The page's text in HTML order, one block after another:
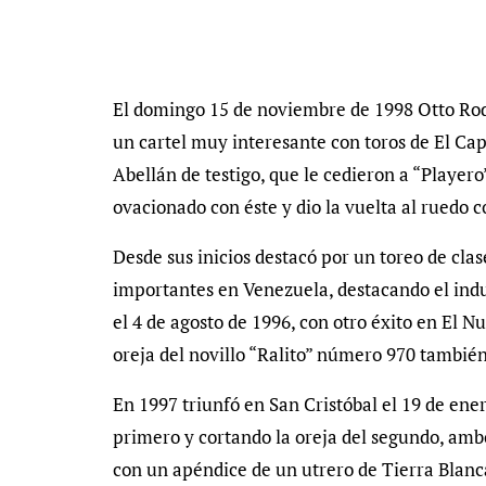
El domingo 15 de noviembre de 1998 Otto
un cartel muy interesante con toros de El
Abellán de testigo, que le cedieron a
ovacionado con éste y dio la vuelta al ruedo
Desde sus inicios destacó por un toreo de
importantes en Venezuela, destacando el
el 4 de agosto de 1996, con otro éxito en El
oreja del novillo “Ralito” número 970
En 1997 triunfó en San Cristóbal el 19 de
primero y cortando la oreja del segundo,
con un apéndice de un utrero de Tierra